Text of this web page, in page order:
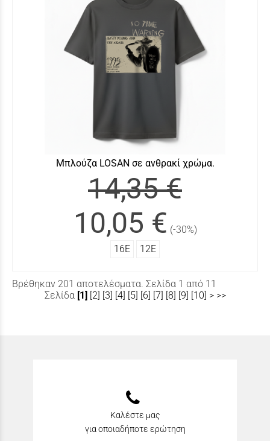
Μπλούζα LOSAN σε ανθρακί χρώμα.
14,35 €
10,05 € (-30%)
16Ε
12Ε
Βρέθηκαν 201 αποτελέσματα. Σελίδα 1 από 11
Σελίδα [1] [2] [3] [4] [5] [6] [7] [8] [9] [10] > >>
Καλέστε μας
για οποιαδήποτε ερώτηση